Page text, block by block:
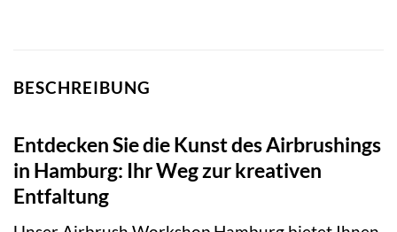
BESCHREIBUNG
Entdecken Sie die Kunst des Airbrushings
in Hamburg: Ihr Weg zur kreativen
Entfaltung